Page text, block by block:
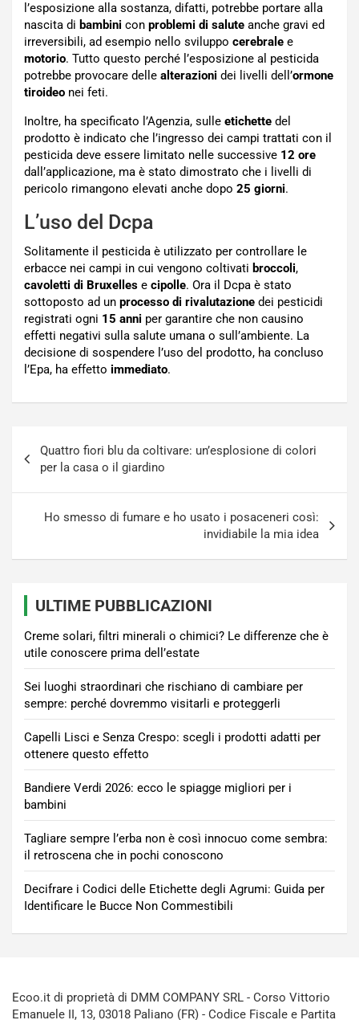
l’esposizione alla sostanza, difatti, potrebbe portare alla
nascita di bambini con problemi di salute anche gravi ed
irreversibili, ad esempio nello sviluppo cerebrale e
motorio. Tutto questo perché l’esposizione al pesticida
potrebbe provocare delle alterazioni dei livelli dell’ormone
tiroideo nei feti.
Inoltre, ha specificato l’Agenzia, sulle etichette del
prodotto è indicato che l’ingresso dei campi trattati con il
pesticida deve essere limitato nelle successive 12 ore
dall’applicazione, ma è stato dimostrato che i livelli di
pericolo rimangono elevati anche dopo 25 giorni.
L’uso del Dcpa
Solitamente il pesticida è utilizzato per controllare le
erbacce nei campi in cui vengono coltivati broccoli,
cavoletti di Bruxelles e cipolle. Ora il Dcpa è stato
sottoposto ad un processo di rivalutazione dei pesticidi
registrati ogni 15 anni per garantire che non causino
effetti negativi sulla salute umana o sull’ambiente. La
decisione di sospendere l’uso del prodotto, ha concluso
l’Epa, ha effetto immediato.
articoli
Quattro fiori blu da coltivare: un’esplosione di colori
per la casa o il giardino
Ho smesso di fumare e ho usato i posaceneri così:
invidiabile la mia idea
ULTIME PUBBLICAZIONI
Creme solari, filtri minerali o chimici? Le differenze che è
utile conoscere prima dell’estate
Sei luoghi straordinari che rischiano di cambiare per
sempre: perché dovremmo visitarli e proteggerli
Capelli Lisci e Senza Crespo: scegli i prodotti adatti per
ottenere questo effetto
Bandiere Verdi 2026: ecco le spiagge migliori per i
bambini
Tagliare sempre l’erba non è così innocuo come sembra:
il retroscena che in pochi conoscono
Decifrare i Codici delle Etichette degli Agrumi: Guida per
Identificare le Bucce Non Commestibili
Ecoo.it di proprietà di DMM COMPANY SRL - Corso Vittorio
Emanuele II, 13, 03018 Paliano (FR) - Codice Fiscale e Partita